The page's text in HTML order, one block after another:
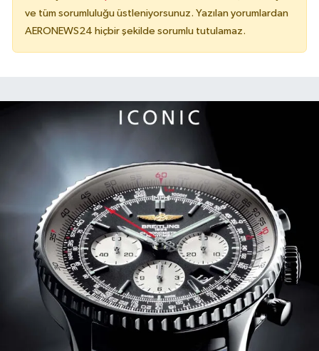
ve tüm sorumluluğu üstleniyorsunuz. Yazılan yorumlardan
AERONEWS24 hiçbir şekilde sorumlu tutulamaz.